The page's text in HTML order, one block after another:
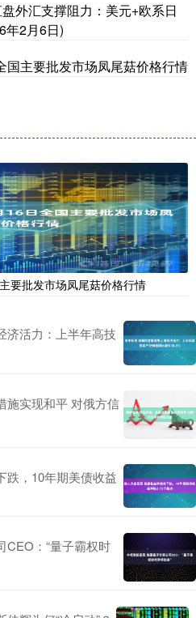
外汇支撑阻力：美元+欧系日
年2月6日)
国主要批发市场凤尾菇价格行情
要批发市场凤尾菇价格行情
济活力：上半年高技
施实现和平 对俄方信
跌，10年期美债收益
CEO：“量子霸权时